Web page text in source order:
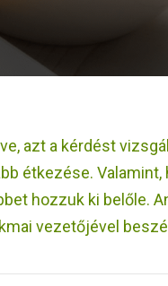
azt a kérdést
étkezése.
hozzuk ki belőle.
vezetőjével